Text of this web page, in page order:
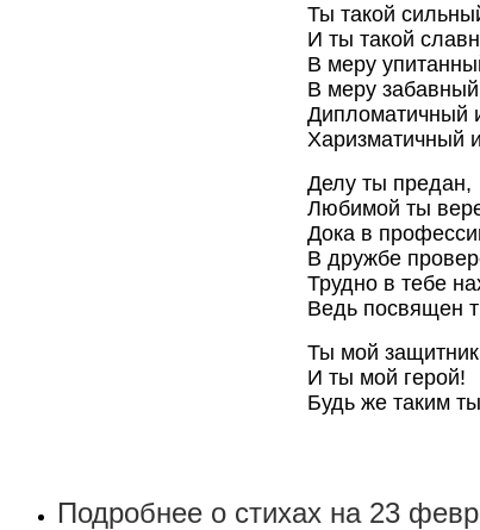
Ты такой
И ты такой
В меру
В меру
Дипломатичный
Харизматичный
Делу ты предан,
Любимой ты
Дока в
В дружбе
Трудно в тебе
Ведь посвящен
Ты мой защитник
И ты мой герой!
Будь же таким
Подробнее о стихах на 23